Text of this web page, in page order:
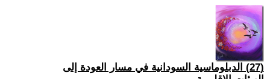
(27) الدبلوماسية السودانية في مسار العودة إلى